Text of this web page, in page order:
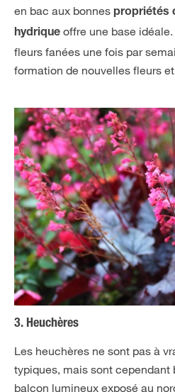
en bac aux bonnes propriétés
hydrique offre une base
fleurs fanées une fois par
formation de nouvelles fleurs
3. Heuchères
Les heuchères ne sont pas à
typiques, mais sont cependant
balcon lumineux exposé au